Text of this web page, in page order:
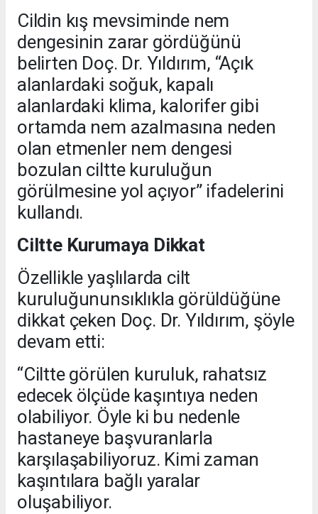
Cildin kış mevsiminde nem
dengesinin zarar gördüğünü
belirten Doç. Dr. Yıldırım, “Açık
alanlardaki soğuk, kapalı
alanlardaki klima, kalorifer gibi
ortamda nem azalmasına neden
olan etmenler nem dengesi
bozulan ciltte kuruluğun
görülmesine yol açıyor” ifadelerini
kullandı.
Ciltte Kurumaya Dikkat
Özellikle yaşlılarda cilt
kuruluğununsıklıkla görüldüğüne
dikkat çeken Doç. Dr. Yıldırım, şöyle
devam etti:
“Ciltte görülen kuruluk, rahatsız
edecek ölçüde kaşıntıya neden
olabiliyor. Öyle ki bu nedenle
hastaneye başvuranlarla
karşılaşabiliyoruz. Kimi zaman
kaşıntılara bağlı yaralar
oluşabiliyor.